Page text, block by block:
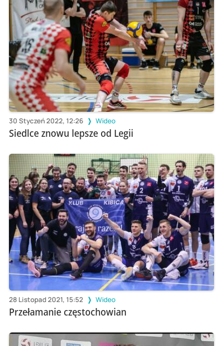
30 Styczeń 2022, 12:26 Wideo
Siedlce znowu lepsze od Legii
28 Listopad 2021, 15:52 Wideo
Przełamanie częstochowian